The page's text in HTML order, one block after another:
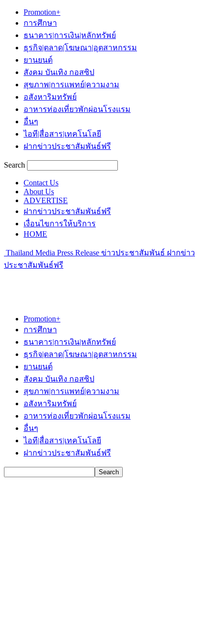
Promotion+
การศึกษา
ธนาคาร|การเงิน|หลักทรัพย์
ธุรกิจ|ตลาด|โฆษณา|อุตสาหกรรม
ยานยนต์
สังคม บันเทิง กอสซิป
สุขภาพ|การแพทย์|ความงาม
อสังหาริมทรัพย์
อาหารท่องเที่ยวพักผ่อนโรงแรม
อื่นๆ
ไอที|สื่อสาร|เทคโนโลยี
ฝากข่าวประชาสัมพันธ์ฟรี
Search
Contact Us
About Us
ADVERTISE
ฝากข่าวประชาสัมพันธ์ฟรี
เงื่อนไขการให้บริการ
HOME
Thailand Media Press Release ข่าวประชาสัมพันธ์ ฝากข่าว
ประชาสัมพันธ์ฟรี
Promotion+
การศึกษา
ธนาคาร|การเงิน|หลักทรัพย์
ธุรกิจ|ตลาด|โฆษณา|อุตสาหกรรม
ยานยนต์
สังคม บันเทิง กอสซิป
สุขภาพ|การแพทย์|ความงาม
อสังหาริมทรัพย์
อาหารท่องเที่ยวพักผ่อนโรงแรม
อื่นๆ
ไอที|สื่อสาร|เทคโนโลยี
ฝากข่าวประชาสัมพันธ์ฟรี